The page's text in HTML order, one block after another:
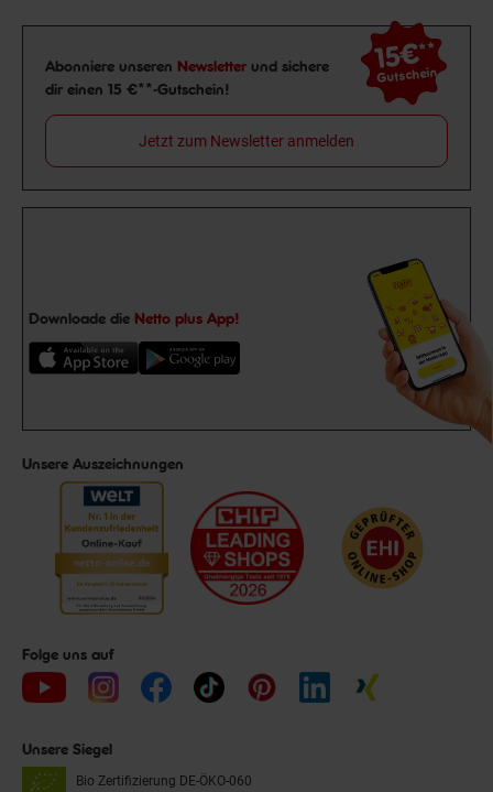
Newsletter Anmeldung
Abonniere unseren Newsletter und sichere
dir einen 15 €**-Gutschein!
15€**
Gutschein
Jetzt zum Newsletter anmelden
Downloade die Netto plus App!
Unsere Auszeichnungen
Folge uns auf
Unsere Siegel
Bio Zertifizierung DE-ÖKO-060